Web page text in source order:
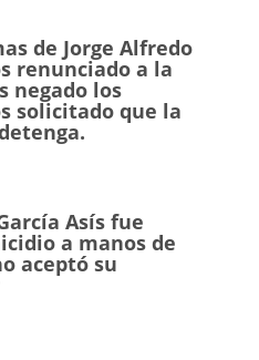
de Jorge Alfredo
renunciado a la
negado los
solicitado que la
Asís fue
a manos de
aceptó su